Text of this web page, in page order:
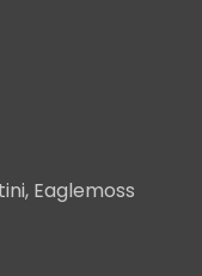
Eaglemoss